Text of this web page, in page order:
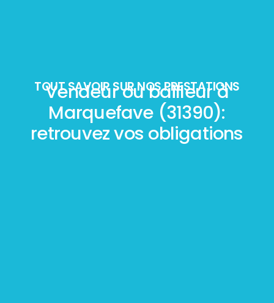
TOUT SAVOIR SUR NOS PRESTATIONS
Vendeur ou bailleur à
Marquefave (31390):
retrouvez vos obligations